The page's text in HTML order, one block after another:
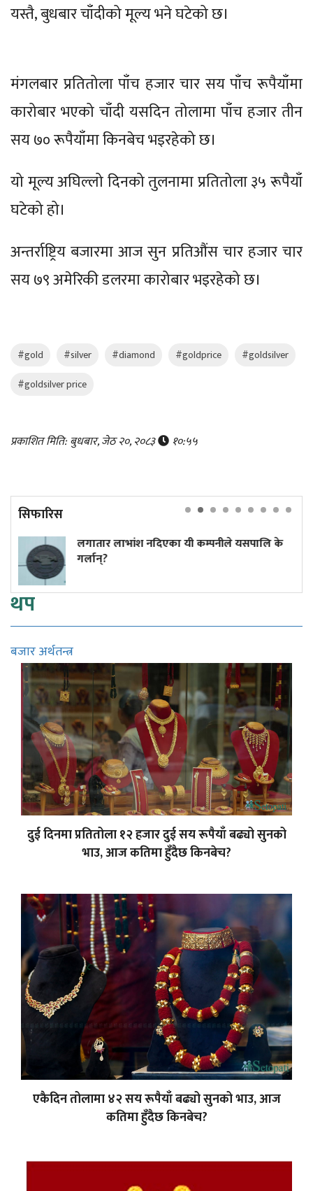
यस्तै, बुधबार चाँदीको मूल्य भने घटेको छ।
मंगलबार प्रतितोला पाँच हजार चार सय पाँच रूपैयाँमा
कारोबार भएको चाँदी यसदिन तोलामा पाँच हजार तीन
सय ७० रूपैयाँमा किनबेच भइरहेको छ।
यो मूल्य अघिल्लो दिनको तुलनामा प्रतितोला ३५ रूपैयाँ
घटेको हो।
अन्तर्राष्ट्रिय बजारमा आज सुन प्रतिऔंस चार हजार चार
सय ७९ अमेरिकी डलरमा कारोबार भइरहेको छ।
#gold #silver #diamond #goldprice
#goldsilver
#goldsilver price
प्रकाशित मिति: बुधबार, जेठ २०, २०८३ १०:५५
सिफारिस
लाभांश नदिएका यी कम्पनीले यसपालि के
ट्रम्पले
थप
बजार अर्थतन्त्र
दुई दिनमा प्रतितोला १२ हजार दुई सय रूपैयाँ बढ्यो सुनको
भाउ, आज कतिमा हुँदैछ किनबेच?
एकैदिन तोलामा ४२ सय रूपैयाँ बढ्यो सुनको भाउ, आज
कतिमा हुँदैछ किनबेच?